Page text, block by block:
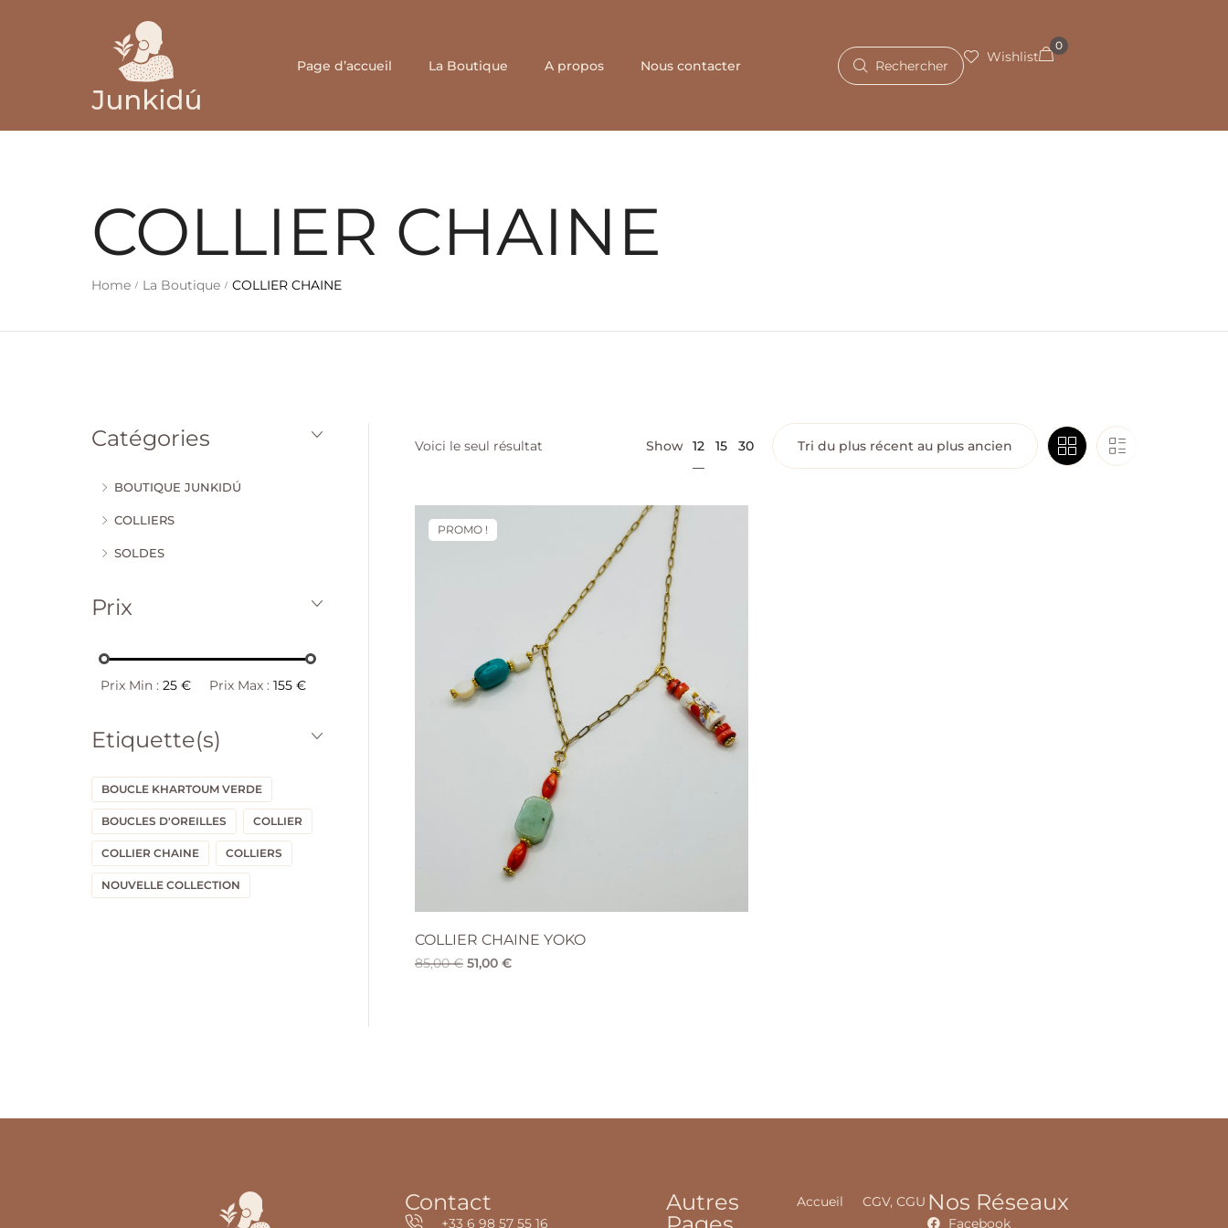
Page d’accueil La Boutique A propos Nous contacter Rechercher
Wishlist
0
COLLIER CHAINE
Home / La Boutique / COLLIER CHAINE
Catégories
BOUTIQUE JUNKIDÚ
COLLIERS
SOLDES
Prix
Prix Min : 25 € Prix Max : 155 €
Etiquette(s)
BOUCLE KHARTOUM VERDE
BOUCLES D'OREILLES COLLIER
COLLIER CHAINE COLLIERS
NOUVELLE COLLECTION
Voici le seul résultat Show 12 15 30
PROMO !
COLLIER CHAINE YOKO
85,00€ 51,00€
Contact
+33 6 98 57 55 16
Autres
Accueil CGV, CGU Nos Réseaux
Facebook